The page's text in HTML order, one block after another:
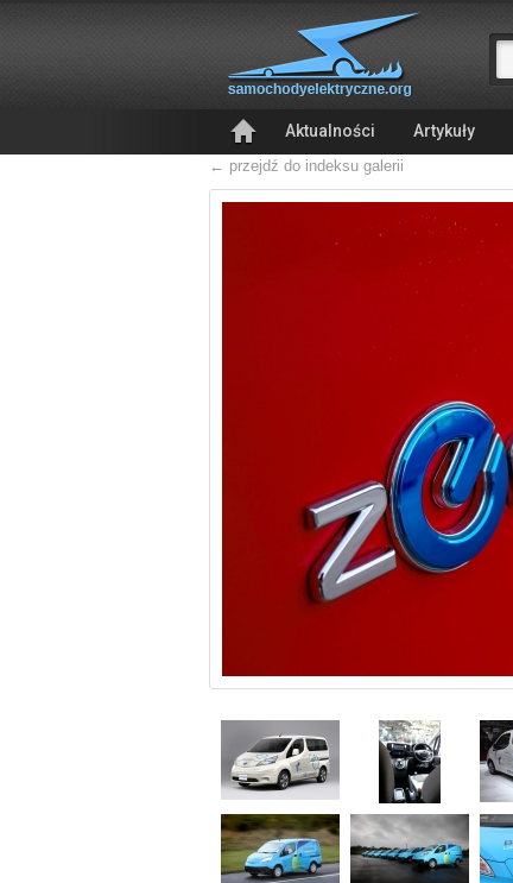
Aktualności Artykuły
← przejdź do indeksu galerii